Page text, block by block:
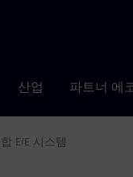
산업 파트너 에
E/E 시스템